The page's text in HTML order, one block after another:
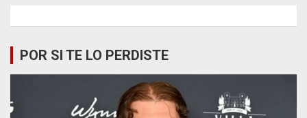
POR SI TE LO PERDISTE